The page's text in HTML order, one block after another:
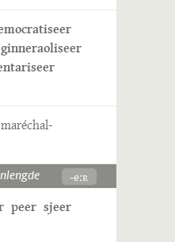
ginneraoliseer
maréchal-
-eːʀ
peer sjeer